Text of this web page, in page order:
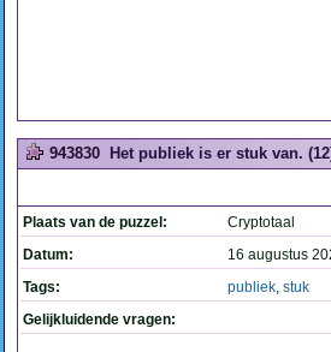
943830 Het publiek is er stuk van.
Plaats van de puzzel:
Cryptotaal
Datum:
16 augustus
Tags:
publiek, stuk
Gelijkluidende vragen: